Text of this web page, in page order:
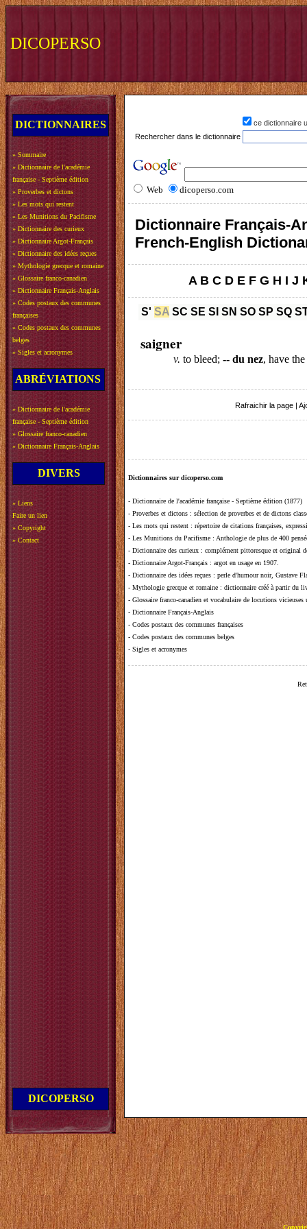
DICOPERSO
DICTIONNAIRES
» Sommaire
» Dictionnaire de l'académie
française - Septième édition
» Proverbes et dictons
» Les mots qui restent
» Les Munitions du Pacifisme
» Dictionnaire des curieux
» Dictionnaire Argot-Français
» Dictionnaire des idées reçues
» Mythologie grecque et romaine
» Glossaire franco-canadien
» Dictionnaire Français-Anglais
» Codes postaux des communes
françaises
» Codes postaux des communes
belges
» Sigles et acronymes
ABRÉVIATIONS
» Dictionnaire de l'académie
française - Septième édition
» Glossaire franco-canadien
» Dictionnaire Français-Anglais
DIVERS
» Liens
Faire un lien
» Copyright
» Contact
DICOPERSO
ce dictionnaire
Rechercher dans le dictionnaire
Web dicoperso.com
Dictionnaire Français-
French-English
A B C D E F G H I J
S' SA SC SE SI SN SO SP SQ
saigner
v. to bleed;-- du nez, have
Rafraichir la page
Dictionnaires sur dicoperso.com
- Dictionnaire de l'académie française - Septième édition (1877)
- Proverbes et dictons : sélection de proverbes et de dictons
- Les mots qui restent : répertoire de citations françaises,
- Les Munitions du Pacifisme : Anthologie de plus de 400
- Dictionnaire des curieux : complément pittoresque et original
- Dictionnaire Argot-Français : argot en usage en 1907.
- Dictionnaire des idées reçues : perle d'humour noir, Gustave
- Mythologie grecque et romaine : dictionnaire créé à partir du
- Glossaire franco-canadien et vocabulaire de locutions vicieuses
- Dictionnaire Français-Anglais
- Codes postaux des communes françaises
- Codes postaux des communes belges
- Sigles et acronymes